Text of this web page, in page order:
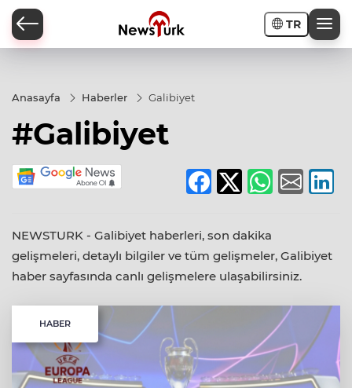
TR
Anasayfa Haberler Galibiyet
#Galibiyet
NEWSTURK - Galibiyet haberleri, son dakika
gelişmeleri, detaylı bilgiler ve tüm gelişmeler, Galibiyet
haber sayfasında canlı gelişmelere ulaşabilirsiniz.
HABER